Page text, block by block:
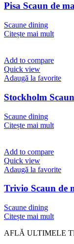
Pisa Scaun de
Scaune dining
Citește mai mult
Add to compare
Quick view
Adaugă la favorite
Stockholm
Scaune dining
Citește mai mult
Add to compare
Quick view
Adaugă la favorite
Trivio Scaun de
Scaune dining
Citește mai mult
AFLĂ ULTIMELE